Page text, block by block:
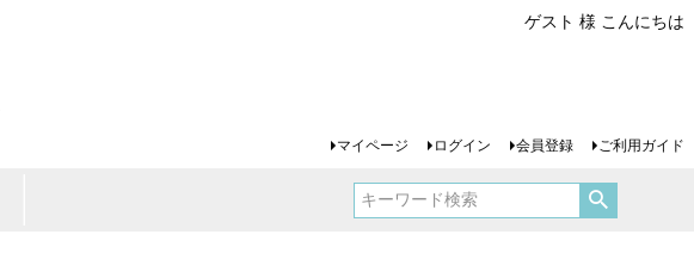
ゲスト 様 こんにちは
マイページ ログイン 会員登録 ご利用ガイド